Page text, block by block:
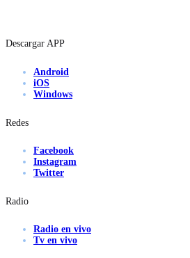
Descargar APP
Android
iOS
Windows
Redes
Facebook
Instagram
Twitter
Radio
Radio en vivo
Tv en vivo